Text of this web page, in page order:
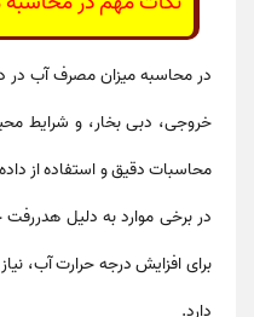
در محاسبهمیزان مصرف آب در
خروجی، دبی بخار، و شرایط
محاسبات دقیق و استفاده از
در برخی موارد به دلیل هدررفت
برای افزایش درجه حرارت آب،
دارد.